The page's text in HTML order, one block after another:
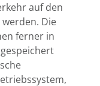
auf den
Die
ferner in